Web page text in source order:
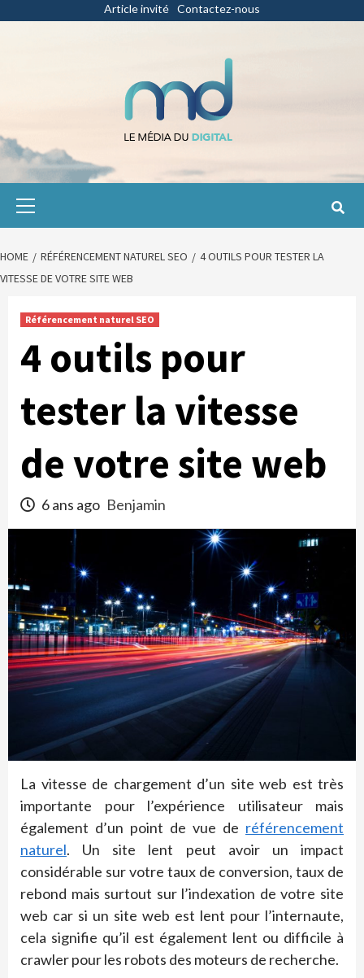
Article invité Contactez-nous
Primary
HOME RÉFÉRENCEMENT NATUREL SEO
4 OUTILS POUR TESTER LA
VITESSE DE VOTRE SITE WEB
Référencement naturel SEO
4 outils pour
tester la vitesse
de votre site web
6 ans ago Benjamin
La vitesse de chargement d’un site web est très
importante pour l’expérience utilisateur mais
également d’un point de vue de référencement
naturel. Un site lent peut avoir un impact
considérable sur votre taux de conversion, taux de
rebond mais surtout sur l’indexation de votre site
web car si un site web est lent pour l’internaute,
cela signifie qu’il est également lent ou difficile à
crawler pour les robots des moteurs de recherche.